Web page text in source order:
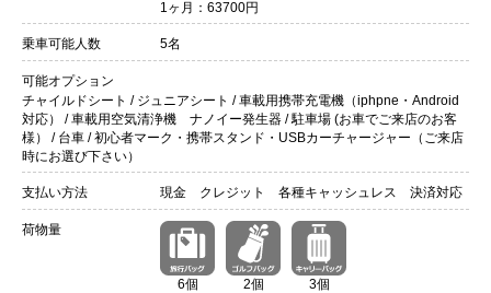
1ヶ月：63700円
乗車可能人数 5名
可能オプション
チャイルドシート / ジュニアシート / 車載用携帯充電機（iphpne・Android
対応） / 車載用空気清浄機 ナノイー発生器 / 駐車場 (お車でご来店のお客
様） / 台車 / 初心者マーク・携帯スタンド・USBカーチャージャー（ご来店
時にお選び下さい）
支払い方法 現金 クレジット 各種キャッシュレス 決済対応
荷物量
6個 2個 3個